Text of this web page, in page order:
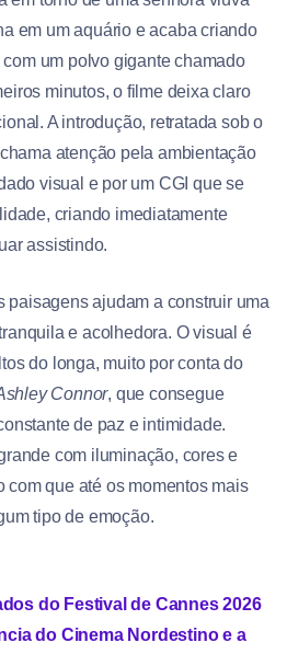
em um aquário e acaba criando
um polvo gigante chamado
minutos, o filme deixa claro
A introdução, retratada sob o
atenção pela ambientação
visual e por um CGI que se
criando imediatamente
assistindo.
paisagens ajudam a construir uma
e acolhedora. O visual é
do longa, muito por conta do
Connor, que consegue
de paz e intimidade.
com iluminação, cores e
com que até os momentos mais
tipo de emoção.
do Festival de Cannes 2026
do Cinema Nordestino e a